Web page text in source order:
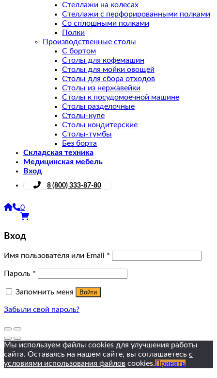
Стеллажи на колесах
Стеллажи с перфорированными полками
Со сплошными полками
Полки
Производственные столы
С бортом
Столы для кофемашин
Столы для мойки овощей
Столы для сбора отходов
Столы из нержавейки
Столы к посудомоечной машине
Столы разделочные
Столы-купе
Столы кондитерские
Столы-тумбы
Без борта
Складская техника
Медицинская мебель
Вход
8 (800) 333-87-80
0
Вход
Имя пользователя или Email *
Пароль *
Запомнить меня Войти
Забыли свой пароль?
Мы используем файлы cookies для улучшения работы
сайта. Оставаясь на нашем сайте, вы соглашаетесь с
условиями использования файлов cookies. Принять